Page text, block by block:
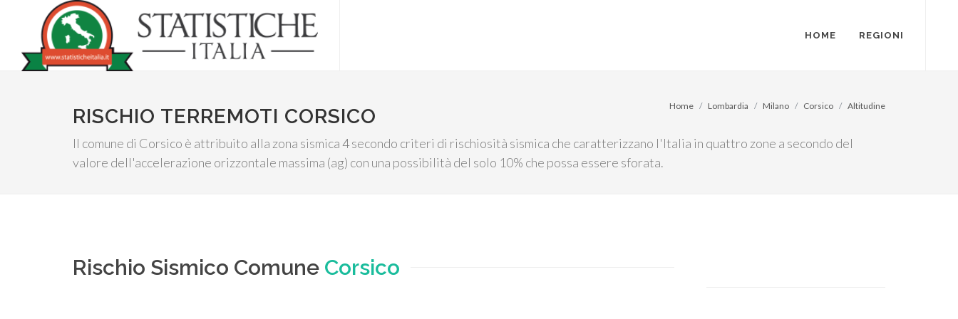
HOME REGIONI
RISCHIO TERREMOTI CORSICO
Il comune di Corsico è attribuito alla zona sismica 4 secondo criteri di rischiosità sismica che caratterizzano l'Italia in quattro zone a secondo del
valore dell'accelerazione orizzontale massima (ag) con una possibilità del solo 10% che possa essere sforata.
Home Lombardia Milano Corsico Altitudine
Rischio Sismico Comune Corsico